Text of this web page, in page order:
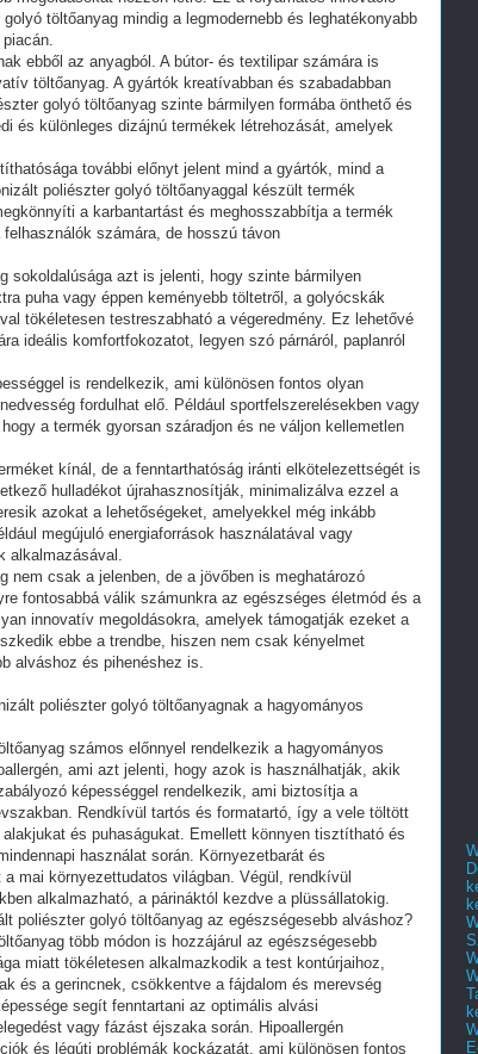
töltőanyag mindig a legmodernebb és leghatékonyabb
ebből az anyagból. A bútor- és textilipar számára is
töltőanyag. A gyártók kreatívabban és szabadabban
golyó töltőanyag szinte bármilyen formába önthető és
és különleges dizájnú termékek létrehozását, amelyek
további előnyt jelent mind a gyártók, mind a
poliészter golyó töltőanyaggal készült termék
a karbantartást és meghosszabbítja a termék
számára, de hosszú távon
sokoldalúsága azt is jelenti, hogy szinte bármilyen
puha vagy éppen keményebb töltetről, a golyócskák
tökéletesen testreszabható a végeredmény. Ez lehetővé
ideális komfortfokozatot, legyen szó párnáról, paplanról
is rendelkezik, ami különösen fontos olyan
fordulhat elő. Például sportfelszerelésekben vagy
a termék gyorsan száradjon és ne váljon kellemetlen
kínál, de a fenntarthatóság iránti elkötelezettségét is
hulladékot újrahasznosítják, minimalizálva ezzel a
azokat a lehetőségeket, amelyekkel még inkább
megújuló energiaforrások használatával vagy
alkalmazásával.
nem csak a jelenben, de a jövőben is meghatározó
fontosabbá válik számunkra az egészséges életmód és a
innovatív megoldásokra, amelyek támogatják ezeket a
ebbe a trendbe, hiszen nem csak kényelmet
alváshoz és pihenéshez is.
poliészter golyó töltőanyagnak a hagyományos
számos előnnyel rendelkezik a hagyományos
ami azt jelenti, hogy azok is használhatják, akik
képességgel rendelkezik, ami biztosítja a
Rendkívül tartós és formatartó, így a vele töltött
és puhaságukat. Emellett könnyen tisztítható és
használat során. Környezetbarát és
mai környezettudatos világban. Végül, rendkívül
alkalmazható, a párináktól kezdve a plüssállatokig.
poliészter golyó töltőanyag az egészségesebb alváshoz?
több módon is hozzájárul az egészségesebb
miatt tökéletesen alkalmazkodik a test kontúrjaihoz,
és a gerincnek, csökkentve a fájdalom és merevség
segít fenntartani az optimális alvási
vagy fázást éjszaka során. Hipoallergén
és légúti problémák kockázatát, ami különösen fontos